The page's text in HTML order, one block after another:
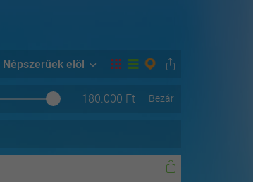
Népszerűek elöl
Bezár
180.000 Ft